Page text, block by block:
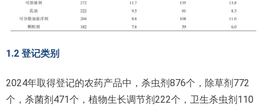
1.2 登记类别
2024年取得登记的农药产品中，杀虫剂876个，除草剂772
个，杀菌剂471个，植物生长调节剂222个，卫生杀虫剂110